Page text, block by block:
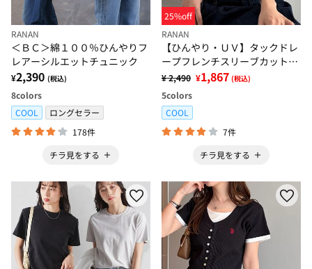
RANAN
＜ＢＣ＞綿１００％ひんやりフ
レアーシルエットチュニック
¥2,390 (税込)
8colors
COOL
ロングセラー
178件
チラ見をする
25%off
RANAN
【ひんやり・ＵＶ】タックドレ
ープフレンチスリーブカットソ
ー
¥ 2,490 ¥1,867 (税込)
5colors
COOL
7件
チラ見をする